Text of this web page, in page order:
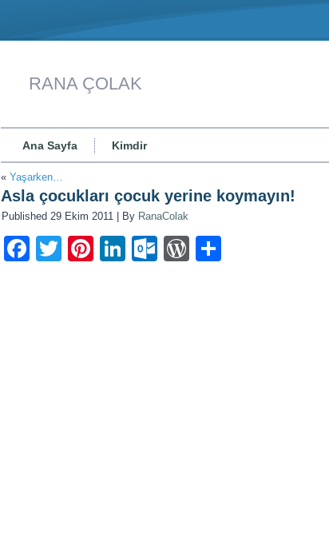
RANA ÇOLAK
Ana Sayfa Kimdir
« Yaşarken…
Asla çocukları çocuk yerine koymayın!
Published 29 Ekim 2011 By RanaColak
Facebook
TwitterPinterest
LinkedIn
Outlook.com
WordPress